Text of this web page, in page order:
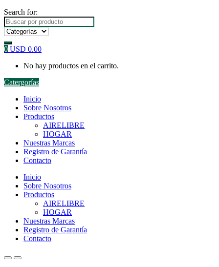
Search for:
0 USD 0.00
No hay productos en el carrito.
Catergorías
Inicio
Sobre Nosotros
Productos
AIRELIBRE
HOGAR
Nuestras Marcas
Registro de Garantía
Contacto
Inicio
Sobre Nosotros
Productos
AIRELIBRE
HOGAR
Nuestras Marcas
Registro de Garantía
Contacto